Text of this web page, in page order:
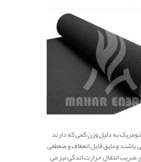
به دلیل وزن کمی که دارند
وعایق قابل انعطاف و منعطفی
ضریب انتقال حرارت اندکی نیز می